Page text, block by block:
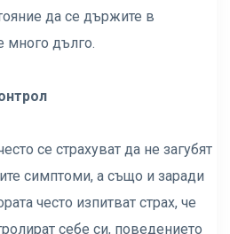
да се държите в
много дълго.
се страхуват да не загубят
симптоми, а също и заради
често изпитват страх, че
себе си, поведението